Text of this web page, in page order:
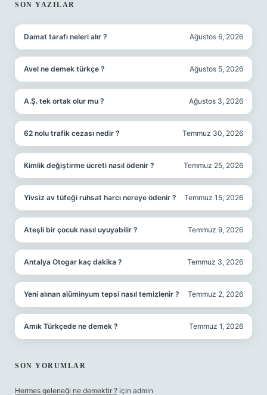
SIDEBAR
SON YAZILAR
Damat tarafı neleri alır ? Ağustos 6, 2026
Avel ne demek türkçe ? Ağustos 5, 2026
A.Ş. tek ortak olur mu ? Ağustos 3, 2026
62 nolu trafik cezası nedir ? Temmuz 30, 2026
Kimlik değiştirme ücreti nasıl ödenir ? Temmuz 25, 2026
Yivsiz av tüfeği ruhsat harcı nereye ödenir ? Temmuz 15, 2026
Ateşli bir çocuk nasıl uyuyabilir ? Temmuz 9, 2026
Antalya Otogar kaç dakika ? Temmuz 3, 2026
Yeni alınan alüminyum tepsi nasıl temizlenir ? Temmuz 2, 2026
Amık Türkçede ne demek ? Temmuz 1, 2026
SON YORUMLAR
Hermes geleneği ne demektir ? için admin